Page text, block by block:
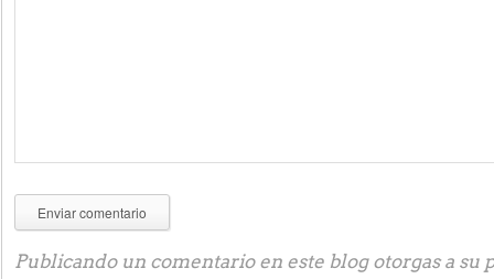
Publicando un comentario en este blog otorgas a su